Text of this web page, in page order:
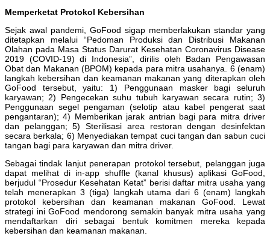
Memperketat Protokol Kebersihan
Sejak awal pandemi, GoFood sigap memberlakukan standar yang
ditetapkan melalui “Pedoman Produksi dan Distribusi Makanan
Olahan pada Masa Status Darurat Kesehatan Coronavirus Disease
2019 (COVID-19) di Indonesia”, dirilis oleh Badan Pengawasan
Obat dan Makanan (BPOM) kepada para mitra usahanya. 6 (enam)
langkah kebersihan dan keamanan makanan yang diterapkan oleh
GoFood tersebut, yaitu: 1) Penggunaan masker bagi seluruh
karyawan; 2) Pengecekan suhu tubuh karyawan secara rutin; 3)
Penggunaan segel pengaman (selotip atau kabel pengerat saat
pengantaran); 4) Memberikan jarak antrian bagi para mitra driver
dan pelanggan; 5) Sterilisasi area restoran dengan desinfektan
secara berkala; 6) Menyediakan tempat cuci tangan dan sabun cuci
tangan bagi para karyawan dan mitra driver.
Sebagai tindak lanjut penerapan protokol tersebut, pelanggan juga
dapat melihat di in-app shuffle (kanal khusus) aplikasi GoFood,
berjudul “Prosedur Kesehatan Ketat” berisi daftar mitra usaha yang
telah menerapkan 3 (tiga) langkah utama dari 6 (enam) langkah
protokol kebersihan dan keamanan makanan GoFood. Lewat
strategi ini GoFood mendorong semakin banyak mitra usaha yang
mendaftarkan diri sebagai bentuk komitmen mereka kepada
kebersihan dan keamanan makanan.